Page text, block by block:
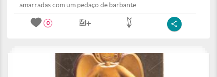
amarradas com um pedaço de barbante.
0